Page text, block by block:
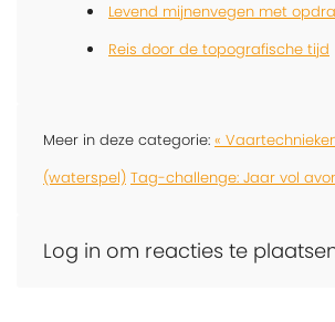
Levend mijnenvegen met
Reis door de topografische tijd
Meer in deze categorie: «
(waterspel) Tag-challenge: Jaar vol
Log in om reacties te